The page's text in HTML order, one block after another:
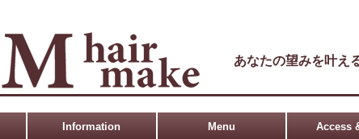
あなたの望みを叶え
Information Menu Access